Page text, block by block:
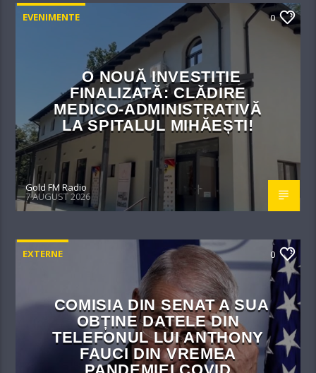
EVENIMENTE 0
O NOUĂ INVESTIȚIE
FINALIZATĂ: CLĂDIRE
MEDICO-ADMINISTRATIVĂ
LA SPITALUL MIHĂEȘTI!​
Gold FM Radio
7 AUGUST 2026
EXTERNE 0
COMISIA DIN SENAT A SUA
OBȚINE DATELE DIN
TELEFONUL LUI ANTHONY
FAUCI DIN VREMEA